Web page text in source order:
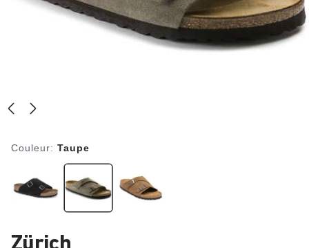
Couleur: Taupe